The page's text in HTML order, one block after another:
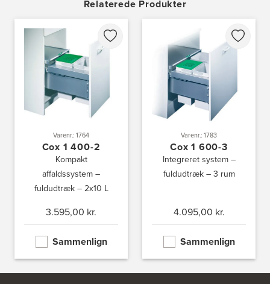
49266959
http://www.aubo.dk
Aubo Køkken & Bad Kalundborg
Elmegade 41
4400 Kalundborg
Tel.: 59511842
http://www.aubo.dk
Aubo Køkken & Bad Køge
Theilgaardsvej 10
4600 Køge
Tel.: 25544600
http://www.aubo.dk
Tagtækkervej 7
5230 Odense M
Tel.:66156686
Relaterede Produkter
Varenr.: 1764
Cox 1 400-2
Kompakt
affaldssystem –
fuldudtræk – 2x10 L
3.595,00 kr.
Sammenlign
Varenr.: 1783
Cox 1 600-3
Integreret system –
fuldudtræk – 3 rum
4.095,00 kr.
Sammenlign